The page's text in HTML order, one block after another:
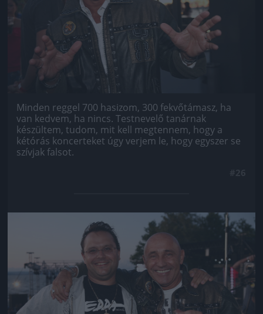
Minden reggel 700 hasizom, 300 fekvőtámasz, ha
van kedvem, ha nincs. Testnevelő tanárnak
készültem, tudom, mit kell megtennem, hogy a
kétórás koncerteket úgy verjem le, hogy egyszer se
szívjak falsot.
Jön még kép!